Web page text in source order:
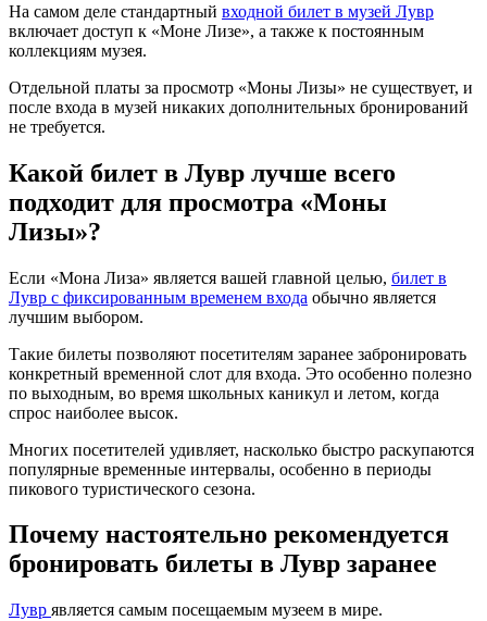
На самом деле стандартный входной билет в музей Лувр
включает доступ к «Моне Лизе», а также к постоянным
коллекциям музея.
Отдельной платы за просмотр «Моны Лизы» не существует, и
после входа в музей никаких дополнительных бронирований
не требуется.
Какой билет в Лувр лучше всего
подходит для просмотра «Моны
Лизы»?
Если «Мона Лиза» является вашей главной целью, билет в
Лувр с фиксированным временем входа обычно является
лучшим выбором.
Такие билеты позволяют посетителям заранее забронировать
конкретный временной слот для входа. Это особенно полезно
по выходным, во время школьных каникул и летом, когда
спрос наиболее высок.
Многих посетителей удивляет, насколько быстро раскупаются
популярные временные интервалы, особенно в периоды
пикового туристического сезона.
Почему настоятельно рекомендуется
бронировать билеты в Лувр заранее
Лувр является самым посещаемым музеем в мире.